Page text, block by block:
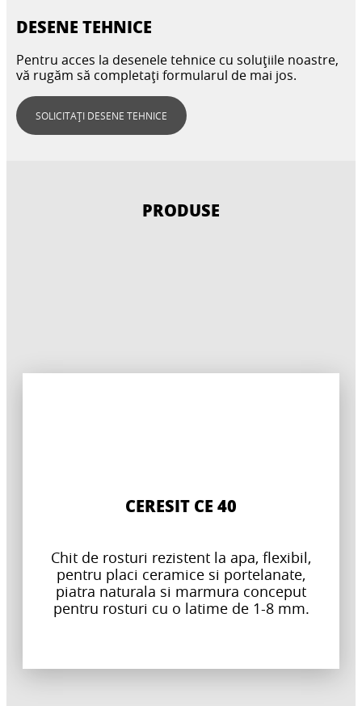
DESENE TEHNICE
Pentru acces la desenele tehnice cu soluțiile noastre,
vă rugăm să completați formularul de mai jos.
SOLICITAȚI DESENE TEHNICE
PRODUSE
CERESIT CE 40
Chit de rosturi rezistent la apa, flexibil,
pentru placi ceramice si portelanate,
piatra naturala si marmura conceput
pentru rosturi cu o latime de 1-8 mm.